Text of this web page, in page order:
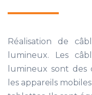
Réalisation de
lumineux. Les
lumineux sont
les appareils